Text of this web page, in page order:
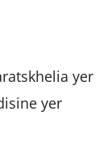
yer
yer